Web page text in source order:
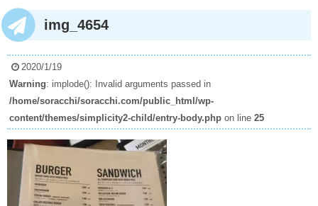
img_4654
2020/1/19
Warning: implode(): Invalid arguments passed in
/home/soracchi/soracchi.com/public_html/wp-
content/themes/simplicity2-child/entry-body.php on line 25